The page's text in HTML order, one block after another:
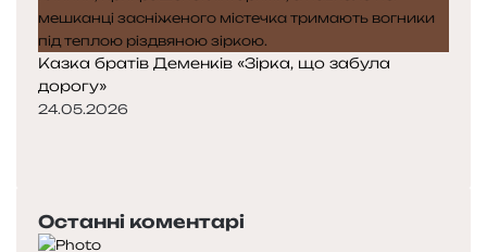
Казка братів Деменків «Зірка, що забула
дорогу»
24.05.2026
Останні коментарі